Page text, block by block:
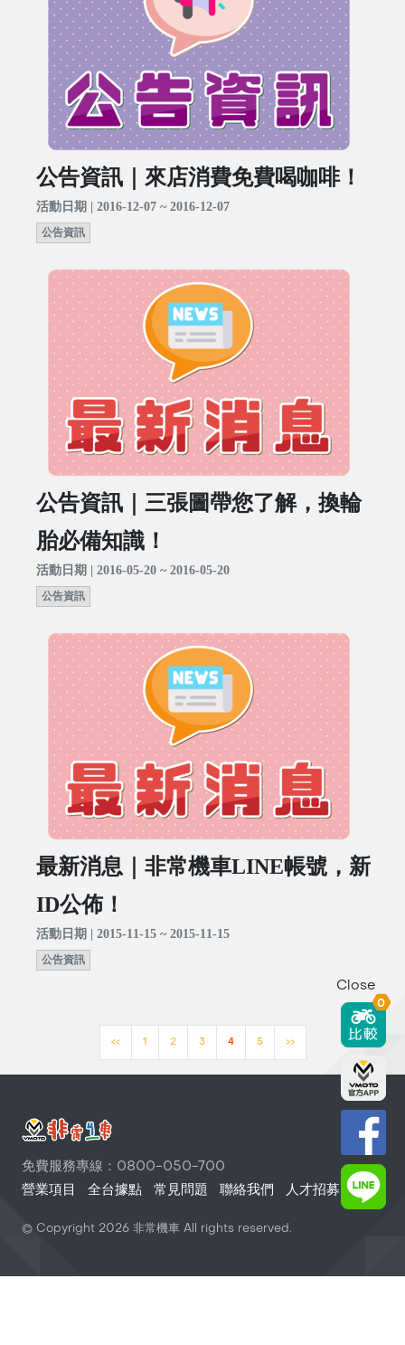
公告資訊｜來店消費免費喝咖啡！
活動日期 | 2016-12-07 ~ 2016-12-07
公告資訊
公告資訊｜三張圖帶您了解，換輪
胎必備知識！
活動日期 | 2016-05-20 ~ 2016-05-20
公告資訊
最新消息｜非常機車LINE帳號，新
ID公佈！
活動日期 | 2015-11-15 ~ 2015-11-15
公告資訊
<< 1 2 3 4 5 >>
免費服務專線：0800-050-700
營業項目
全台據點 常見問題 聯絡我們 人才招募
© Copyright 2026 非常機車 All rights reserved.
Close
0